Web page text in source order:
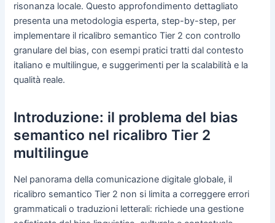
risonanza locale. Questo approfondimento dettagliato
presenta una metodologia esperta, step-by-step, per
implementare il ricalibro semantico Tier 2 con controllo
granulare del bias, con esempi pratici tratti dal contesto
italiano e multilingue, e suggerimenti per la scalabilità e la
qualità reale.
Introduzione: il problema del bias
semantico nel ricalibro Tier 2
multilingue
Nel panorama della comunicazione digitale globale, il
ricalibro semantico Tier 2 non si limita a correggere errori
grammaticali o traduzioni letterali: richiede una gestione